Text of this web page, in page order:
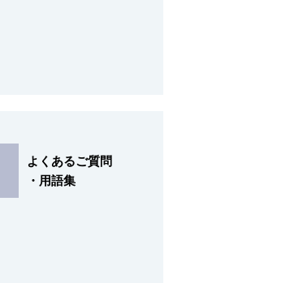
よくあるご質問
・用語集